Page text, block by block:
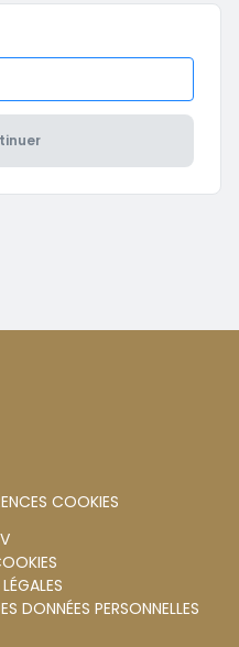
COOKIES
DONNÉES PERSONNELLES